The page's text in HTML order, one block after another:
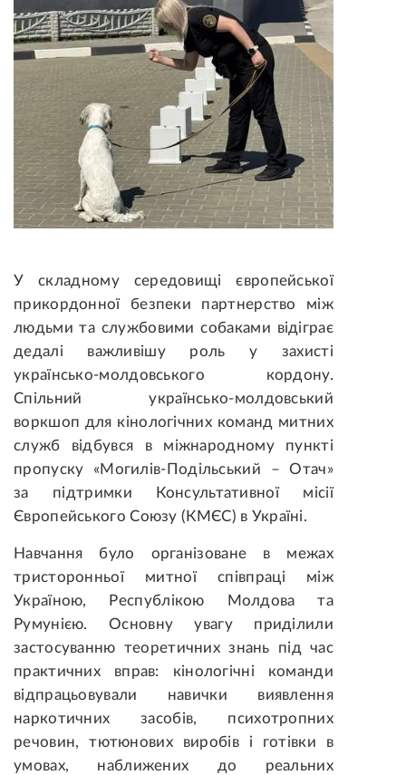
У складному середовищі європейської
прикордонної безпеки партнерство між
людьми та службовими собаками відіграє
дедалі важливішу роль у захисті
українсько-молдовського кордону.
Спільний українсько-молдовський
воркшоп для кінологічних команд митних
служб відбувся в міжнародному пункті
пропуску «Могилів-Подільський – Отач»
за підтримки Консультативної місії
Європейського Союзу (КМЄС) в Україні.
Навчання було організоване в межах
тристоронньої митної співпраці між
Україною, Республікою Молдова та
Румунією. Основну увагу приділили
застосуванню теоретичних знань під час
практичних вправ: кінологічні команди
відпрацьовували навички виявлення
наркотичних засобів, психотропних
речовин, тютюнових виробів і готівки в
умовах, наближених до реальних